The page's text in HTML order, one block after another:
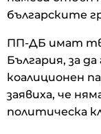
българските
ПП-ДБ имат
България, за
коалиционен
заявиха, че
политическа